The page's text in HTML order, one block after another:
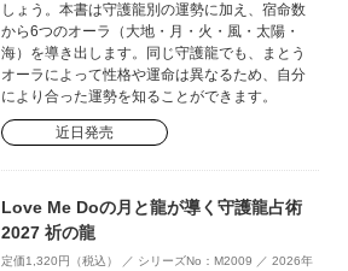
しょう。本書は守護龍別の運勢に加え、宿命数
から6つのオーラ（大地・月・火・風・太陽・
海）を導き出します。同じ守護龍でも、まとう
オーラによって性格や運命は異なるため、自分
により合った運勢を知ることができます。
近日発売
Love Me Doの月と龍が導く守護龍占術
2027 祈の龍
定価1,320円（税込） ／ シリーズNo：M2009 ／ 2026年